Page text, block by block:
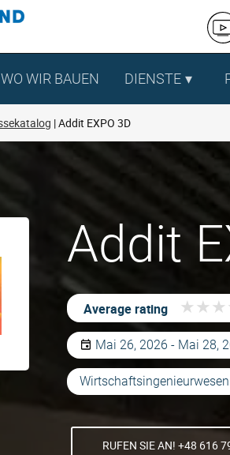
WO WIR BAUEN DIENSTE
Addit EXPO 3D
Addit
Average rating ★ ★ ★
★ ★ ★
Mai 26, 2026 - Mai 28,
Wirtschaftsingenieurwesen
RUFEN SIE AN! +48 616